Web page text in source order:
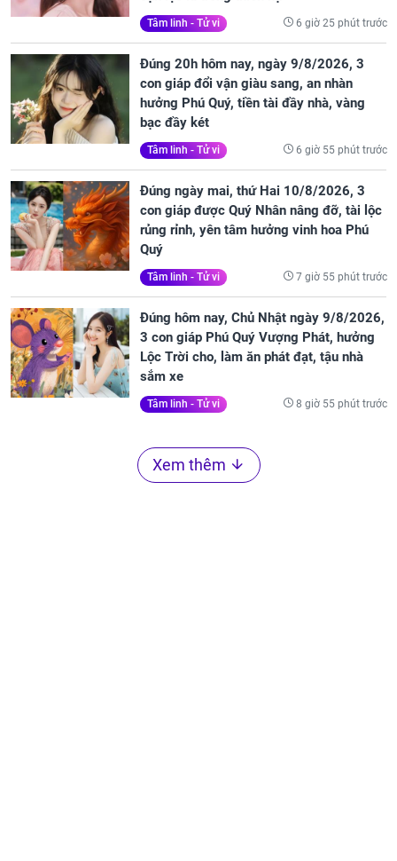
Tâm linh - Tử vi 6 giờ 25 phút trước
Đúng 20h hôm nay, ngày 9/8/2026, 3
con giáp đổi vận giàu sang, an nhàn
hưởng Phú Quý, tiền tài đầy nhà, vàng
bạc đầy két
Tâm linh - Tử vi 6 giờ 55 phút trước
Đúng ngày mai, thứ Hai 10/8/2026, 3
con giáp được Quý Nhân nâng đỡ, tài lộc
rủng rỉnh, yên tâm hưởng vinh hoa Phú
Quý
Tâm linh - Tử vi 7 giờ 55 phút trước
Đúng hôm nay, Chủ Nhật ngày 9/8/2026,
3 con giáp Phú Quý Vượng Phát, hưởng
Lộc Trời cho, làm ăn phát đạt, tậu nhà
sắm xe
Tâm linh - Tử vi 8 giờ 55 phút trước
Xem thêm